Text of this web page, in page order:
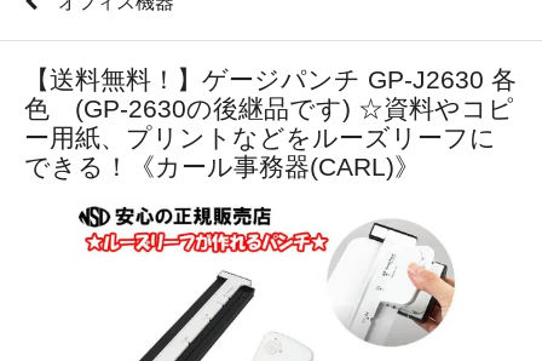
【送料無料！】ゲージパンチ GP-J2630 各
色 (GP-2630の後継品です) ☆資料やコピ
ー用紙、プリントなどをルーズリーフに
できる！《カール事務器(CARL)》